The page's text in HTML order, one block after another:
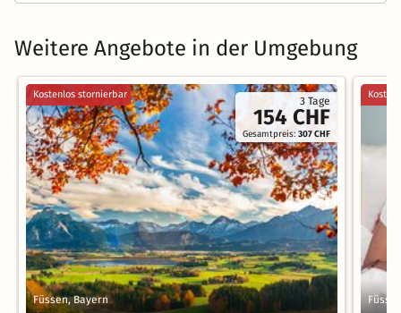
Weitere Angebote in der Umgebung
3 Tage
154 CHF
Gesamtpreis:307 CHF
Kostenlos stornierbar
Füssen, Bayern